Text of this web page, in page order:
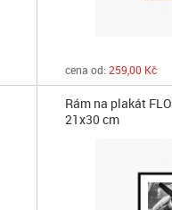
cena od: 259,00 Kč
Rám na plakát
21x30 cm